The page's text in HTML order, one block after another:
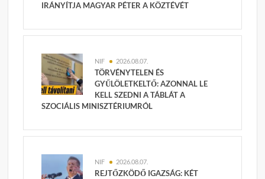
IRÁNYÍTJA MAGYAR PÉTER A KÖZTÉVÉT
NIF 2026.08.07.
TÖRVÉNYTELEN ÉS
GYŰLÖLETKELTŐ: AZONNAL LE
KELL SZEDNI A TÁBLÁT A
SZOCIÁLIS MINISZTÉRIUMRÓL
NIF 2026.08.07.
REJTŐZKÖDŐ IGAZSÁG: KÉT